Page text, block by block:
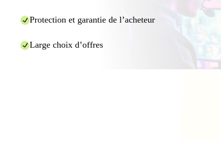
Protection et garantie de l’acheteur
Large choix d’offres